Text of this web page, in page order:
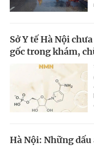
Sở Y tế Hà Nội
gốc trong khám,
Hà Nội: Những